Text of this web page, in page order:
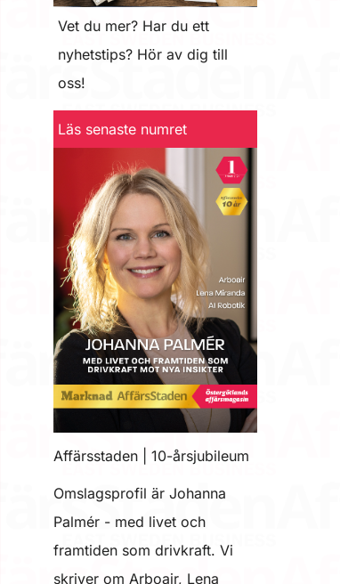
Vet du mer? Har du ett
nyhetstips? Hör av dig till
oss!
Läs senaste numret
Affärsstaden | 10-årsjubileum
Omslagsprofil är Johanna
Palmér - med livet och
framtiden som drivkraft. Vi
skriver om Arboair, Lena